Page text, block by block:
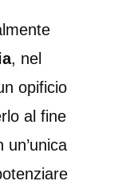
, nel
opificio
al fine